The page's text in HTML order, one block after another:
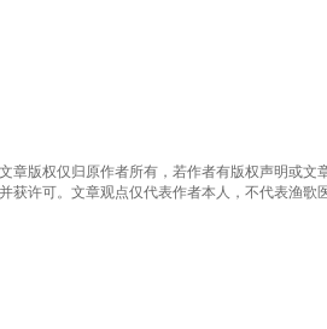
章版权仅归原作者所有，若作者有版权声明或
获许可。文章观点仅代表作者本人，不代表渔歌医